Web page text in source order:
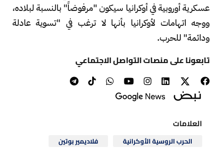
عسكرية أوروبية في أوكرانيا سيكون "مرفوضاً" بالنسبة لبلاده،
ووجه اتهامات لأوكرانيا بأنها لا ترغب في "تسوية عادلة
ودائمة" للحرب.
تابعونا على منصات التواصل الاجتماعي
العلامات
الحرب الروسية الأوكرانية فلاديمير بوتين